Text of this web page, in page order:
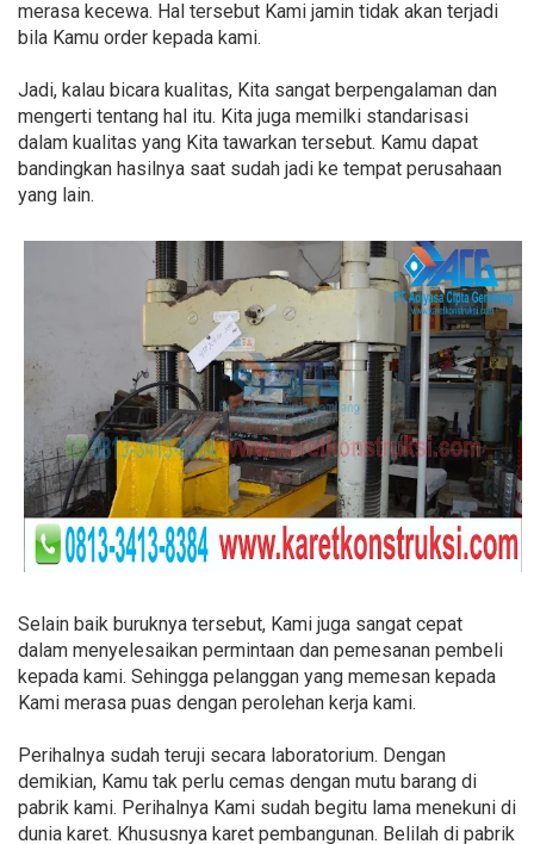
merasa kecewa. Hal tersebut Kami jamin tidak akan terjadi
bila Kamu order kepada kami.
Jadi, kalau bicara kualitas, Kita sangat berpengalaman dan
mengerti tentang hal itu. Kita juga memilki standarisasi
dalam kualitas yang Kita tawarkan tersebut. Kamu dapat
bandingkan hasilnya saat sudah jadi ke tempat perusahaan
yang lain.
Selain baik buruknya tersebut, Kami juga sangat cepat
dalam menyelesaikan permintaan dan pemesanan pembeli
kepada kami. Sehingga pelanggan yang memesan kepada
Kami merasa puas dengan perolehan kerja kami.
Perihalnya sudah teruji secara laboratorium. Dengan
demikian, Kamu tak perlu cemas dengan mutu barang di
pabrik kami. Perihalnya Kami sudah begitu lama menekuni di
dunia karet. Khususnya karet pembangunan. Belilah di pabrik